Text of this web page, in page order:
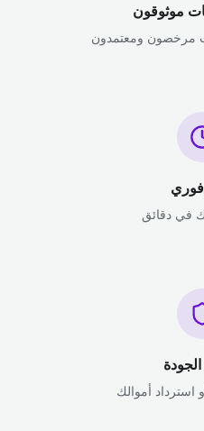
موثوقون
مرخصون ومعتمدون
في دقائق
أموالك